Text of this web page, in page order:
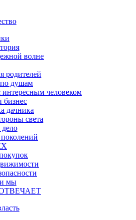
волне
родителей
по душам
интересным человеком
бизнес
дачника
света
мы